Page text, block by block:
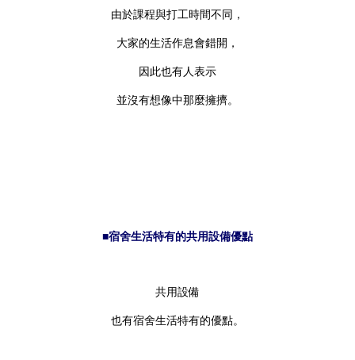
由於課程與打工時間不同，
大家的生活作息會錯開，
因此也有人表示
並沒有想像中那麼擁擠。
■宿舍生活特有的共用設備優點
共用設備
也有宿舍生活特有的優點。